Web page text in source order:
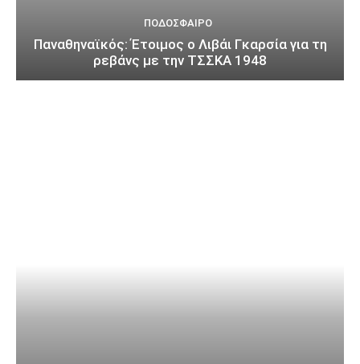
ΠΟΔΌΣΦΑΙΡΟ
Παναθηναϊκός: Έτοιμος ο Λιβάι Γκαρσία για τη
ρεβάνς με την ΤΣΣΚΑ 1948